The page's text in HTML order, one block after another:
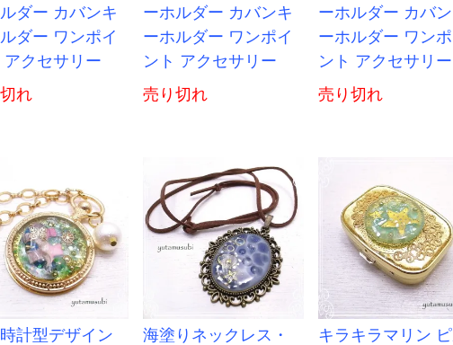
ダー カバンキ
ダー ワンポイ
アクセサリー
れ
ーホルダー カバンキ
ーホルダー ワンポイ
ント アクセサリー
売り切れ
ーホルダー カバ
ーホルダー ワンポ
ント アクセサリー
売り切れ
計型デザイン
海塗りネックレス・
キラキラマリン